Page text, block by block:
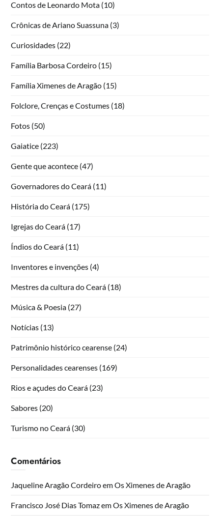
Contos de Leonardo Mota (10)
Crônicas de Ariano Suassuna (3)
Curiosidades (22)
Família Barbosa Cordeiro (15)
Família Ximenes de Aragão (15)
Folclore, Crenças e Costumes (18)
Fotos (50)
Gaiatice (223)
Gente que acontece (47)
Governadores do Ceará (11)
História do Ceará (175)
Igrejas do Ceará (17)
Índios do Ceará (11)
Inventores e invenções (4)
Mestres da cultura do Ceará (18)
Música & Poesia (27)
Notícias (13)
Patrimônio histórico cearense (24)
Personalidades cearenses (169)
Rios e açudes do Ceará (23)
Sabores (20)
Turismo no Ceará (30)
Comentários
Jaqueline Aragão CordeiroemOs Ximenes de Aragão
Francisco José Dias TomazemOs Ximenes de Aragão